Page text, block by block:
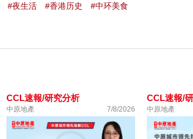
#夜生活 #香港历史
#中环美食
CCL速報/研究分析
中原地產 7/8/2026
CCL速報/
中原地產